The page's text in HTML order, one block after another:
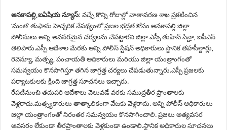
అనకాపల్లి,ఐఏషియ న్యూస్: వచ్చే కొన్ని రోజుల్లో వాతావరణ శాఖ ప్రకటించిన
‘మంత’ తుఫాను హెచ్చరిక నేపథ్యంలో ప్రజల భద్రత కోసం అనకాపల్లి జిల్లా
పోలీసులు అన్ని అవసరమైన చర్యలను చేపట్టారని జిల్లా ఎస్పీ తుహిన్ సిన్హా, ఐపీఎస్
తెలిపారు.ఎస్పీ ఆదేశాల మేరకు అన్ని పోలీస్ స్టేషన్ అధికారులు స్థానిక తహసీల్దార్లు,
రెవెన్యూ, మత్స్య, పంచాయతీ అధికారులు మరియు జిల్లా యంత్రాంగంతో
సమన్వయం కొనసాగిస్తూ తగిన జాగ్రత్త చర్యలు చేపడుతున్నారు.ఎస్పీ ప్రజలకు
పర్యాటకులకు క్రింది జాగ్రత్త సూచనలు ఇచ్చారు.
రేపటినుంచి తదుపరి ఆదేశాలు వెలువడే వరకు సముద్రతీర ప్రాంతాలకు
వెళ్లరాదు.మత్స్యకారులు తాత్కాలికంగా వేటకు వెళ్లరాదు. అన్ని పోలీస్ అధికారులు
జిల్లా యంత్రాంగంతో నిరంతర సమన్వయం కొనసాగించాలి. ప్రజలు అత్యవసర
అవసరం లేకుండా తీరప్రాంతాలకు వెళ్లకుండా ఉండాలి.స్థానిక అధికారుల సూచనలు